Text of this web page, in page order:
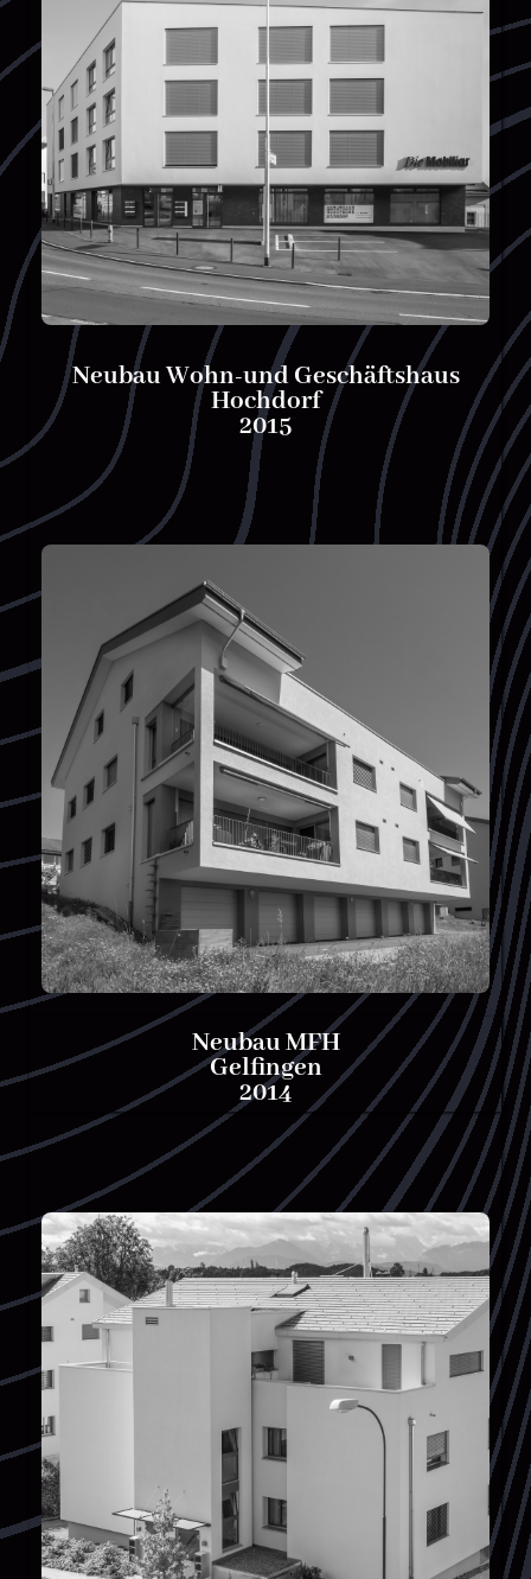
Neubau Wohn-und Geschäftshaus
Hochdorf
2015
Neubau MFH
Gelfingen
2014